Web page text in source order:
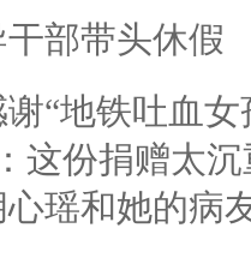
部带头休假
“地铁吐血
这份捐赠太
瑶和她的病